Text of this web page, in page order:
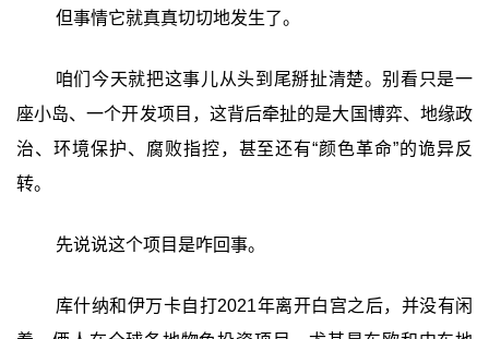
但事情它就真真切切地发生了。
咱们今天就把这事儿从头到尾掰扯清楚。别看只是一
座小岛、一个开发项目，这背后牵扯的是大国博弈、地缘政
治、环境保护、腐败指控，甚至还有“颜色革命”的诡异反
转。
先说说这个项目是咋回事。
库什纳和伊万卡自打2021年离开白宫之后，并没有闲